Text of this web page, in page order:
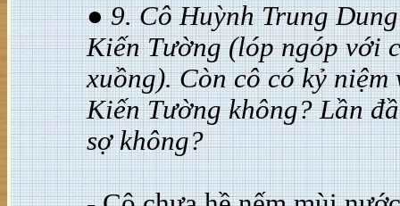
●9. Cô Huỳnh Trung
Kiến Tường (lóp ngóp với
xuồng). Còn cô có kỷ
Kiến Tường không? Lần
sợ không?